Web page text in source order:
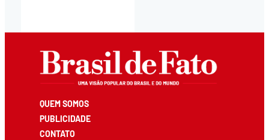
QUEM SOMOS
PUBLICIDADE
CONTATO